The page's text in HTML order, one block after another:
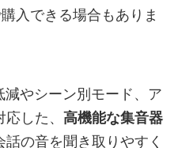
入できる場合もありま
やシーン別モード、ア
した、 高機能な集音器
の音を聞き取りやすく